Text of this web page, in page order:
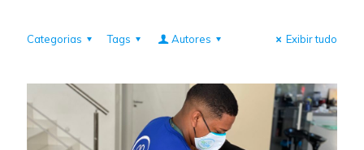
Categorias Tags Autores Exibir tudo